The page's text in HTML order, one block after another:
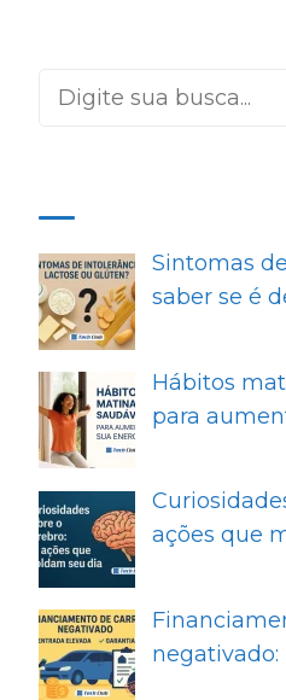
Sintomas
saber se é
Hábitos
para
ações que
negativado: